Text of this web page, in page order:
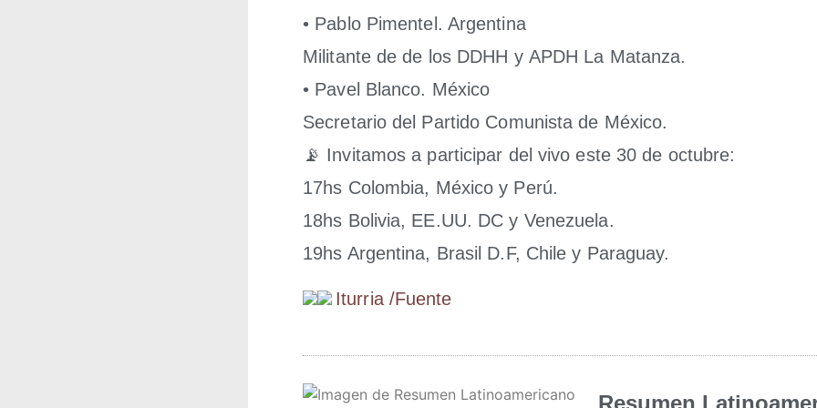
• Pablo Pimen­tel. Argen­ti­na
Mili­tan­te de de los DDHH y APDH La Matan­za.
• Pavel Blan­co. Méxi­co
Secre­ta­rio del Par­ti­do Comu­nis­ta de Méxi­co.
📡 Invi­ta­mos a par­ti­ci­par del vivo este 30 de octu­bre:
17hs Colom­bia, Méxi­co y Perú.
18hs Boli­via, EE.UU. DC y Vene­zue­la.
19hs Argen­ti­na, Bra­sil D.F, Chi­le y Paraguay.
Itu­rria /​Fuen­te